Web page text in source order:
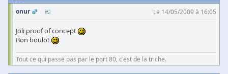
onur
Le 14/05/2009 à 16:05
Joli proof of concept
Bon boulot
Tout ce qui passe pas par le port 80, c'est de la triche.